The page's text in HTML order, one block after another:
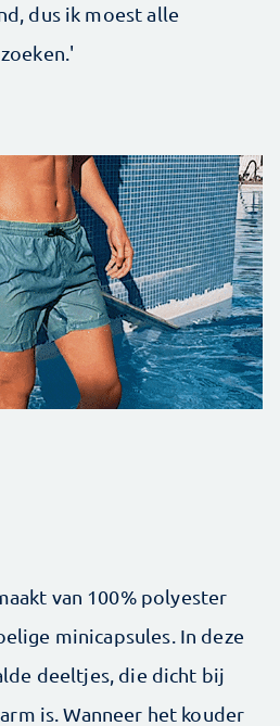
dus ik moest alle
van 100% polyester
minicapsules. In deze
deeltjes, die dicht bij
is. Wanneer het kouder